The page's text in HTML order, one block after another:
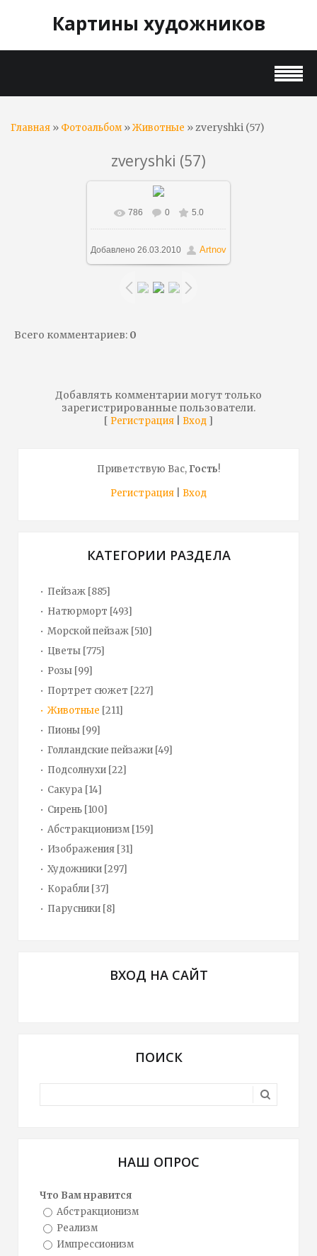
Картины художников
Главная » Фотоальбом»Животные » zveryshki (57)
zveryshki (57)
В реальном размере
810x1000 / 172.4Kb
786 0 5.0
Добавлено 26.03.2010 Artnov
Всего комментариев: 0
Добавлять комментарии могут только
зарегистрированные пользователи.
[ Регистрация Вход ]
Приветствую Вас,Гость!
Регистрация
Вход
КАТЕГОРИИ РАЗДЕЛА
Пейзаж [885]
Натюрморт [493]
Морской пейзаж [510]
Цветы [775]
Розы [99]
Портрет сюжет [227]
Животные [211]
Пионы [99]
Голландские пейзажи [49]
Подсолнухи [22]
Сакура [14]
Сирень [100]
Абстракционизм [159]
Изображения [31]
Художники [297]
Корабли [37]
Парусники [8]
ВХОД НА САЙТ
ПОИСК
НАШ ОПРОС
Что Вам нравится
Абстракционизм
Реализм
Импрессионизм